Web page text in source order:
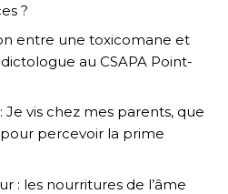
?
entre une toxicomane et
au CSAPA Point-
Je vis chez mes parents, que
percevoir la prime
: les nourritures de l’âme